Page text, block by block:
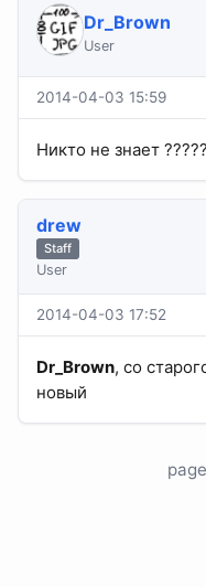
Dr_Brown
User
2014-04-03 15:59
Никто не знает
drew
Staff
User
2014-04-03 17:52
Dr_Brown, со
новый